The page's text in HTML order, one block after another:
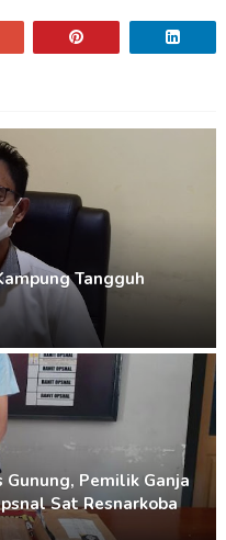
Tangguh
Pemilik Ganja
Sat Resnarkoba